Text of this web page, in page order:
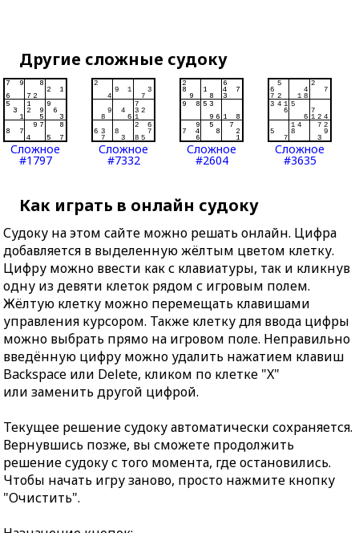
Другие сложные судоку
Сложное
#1797
Сложное
#7332
Сложное
#2604
Сложное
#3635
Как играть в онлайн судоку
Судоку на этом сайте можно решать онлайн. Цифра
добавляется в выделенную жёлтым цветом клетку.
Цифру можно ввести как с клавиатуры, так и кликнув
одну из девяти клеток рядом с игровым полем.
Жёлтую клетку можно перемещать клавишами
управления курсором. Также клетку для ввода цифры
можно выбрать прямо на игровом поле. Неправильно
введённую цифру можно удалить нажатием клавиш
Backspace или Delete, кликом по клетке "X"
или заменить другой цифрой.
Текущее решение судоку автоматически сохраняется.
Вернувшись позже, вы сможете продолжить
решение судоку с того момента, где остановились.
Чтобы начать игру заново, просто нажмите кнопку
"Очистить".